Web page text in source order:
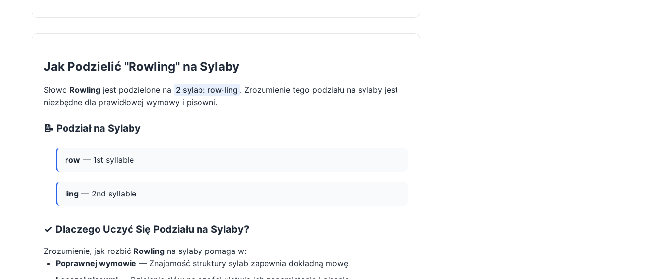
Jak Podzielić "Rowling" na Sylaby
Słowo Rowling jest podzielone na 2 sylab: row·ling . Zrozumienie tego podziału na sylaby jest
niezbędne dla prawidłowej wymowy i pisowni.
📝 Podział na Sylaby
row — 1st syllable
ling — 2nd syllable
✓ Dlaczego Uczyć Się Podziału na Sylaby?
Zrozumienie, jak rozbić Rowling na sylaby pomaga w:
Poprawnej wymowie — Znajomość struktury sylab zapewnia dokładną mowę